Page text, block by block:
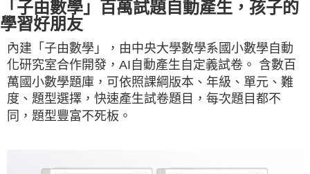
「子由數學」百萬試題自動產生，孩子的
學習好朋友
內建「子由數學」，由中央大學數學系國小數學自動
化研究室合作開發，AI自動產生自定義試卷。 含數百
萬國小數學題庫，可依照課綱版本、年級、單元、難
度、題型選擇，快速產生試卷題目，每次題目都不
同，題型豐富不死板。